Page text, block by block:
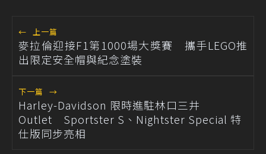
← 上一篇
麥拉倫迎接F1第1000場大獎賽 攜手LEGO推
出限定安全帽與紀念塗裝
下一篇 →
Harley-Davidson 限時進駐林口三井
Outlet Sportster S、Nightster Special 特
仕版同步亮相